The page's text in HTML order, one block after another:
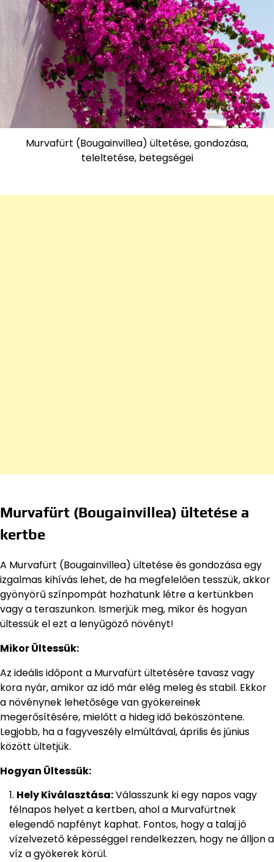
Murvafürt (Bougainvillea) ültetése, gondozása,
teleltetése, betegségei
Murvafürt (Bougainvillea) ültetése a
kertbe
A Murvafürt (Bougainvillea) ültetése és gondozása egy
izgalmas kihívás lehet, de ha megfelelően tesszük, akkor
gyönyörű színpompát hozhatunk létre a kertünkben
vagy a teraszunkon. Ismerjük meg, mikor és hogyan
ültessük el ezt a lenyűgöző növényt!
Mikor Ültessük:
Az ideális időpont a Murvafürt ültetésére tavasz vagy
kora nyár, amikor az idő már elég meleg és stabil. Ekkor
a növénynek lehetősége van gyökereinek
megerősítésére, mielőtt a hideg idő beköszöntene.
Legjobb, ha a fagyveszély elmúltával, április és június
között ültetjük.
Hogyan Ültessük:
Hely Kiválasztása:Válasszunk ki egy napos vagy
félnapos helyet a kertben, ahol a Murvafürtnek
elegendő napfényt kaphat. Fontos, hogy a talaj jó
vízelvezető képességgel rendelkezzen, hogy ne álljon a
víz a gyökerek körül.